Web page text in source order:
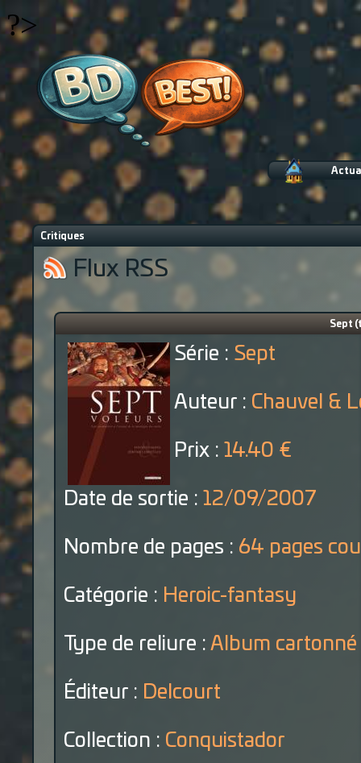
?>
Critiques
Flux RSS
Sept
Série : Sept
Auteur : Chauvel &
Prix : 14.40 €
Date de sortie : 12/09/2007
Nombre de pages : 64 pages
Catégorie : Heroic-fantasy
Type de reliure : Album cartonné
Éditeur : Delcourt
Collection : Conquistador